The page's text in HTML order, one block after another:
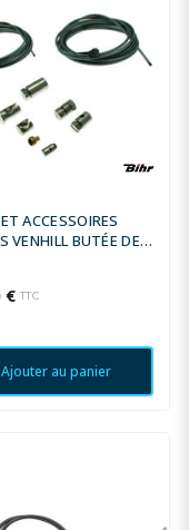
ACCESSOIRES
VENHILL BUTÉE DE
€ TTC
Ajouter au panier